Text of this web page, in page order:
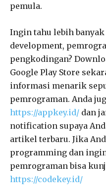
pemula.
Ingin tahu lebih banyak
development,
pengkodingan?
Google Play Store
informasi menarik
pemrograman. Anda
https://appkey.id/ dan
notification supaya
artikel terbaru. Jika
programming dan
pemrograman bisa
https://codekey.id/